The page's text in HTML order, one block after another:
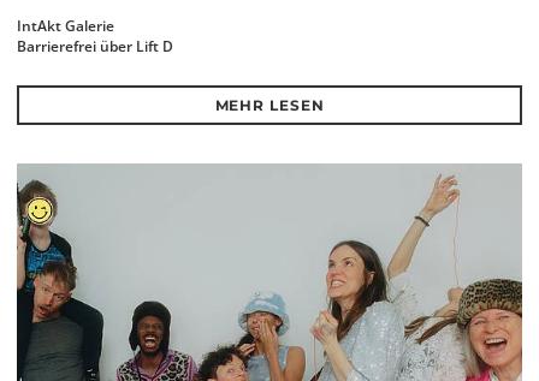
IntAkt Galerie
Barrierefrei über Lift D
MEHR LESEN